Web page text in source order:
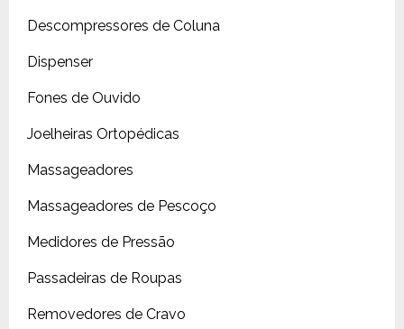
Descompressores de Coluna
Dispenser
Fones de Ouvido
Joelheiras Ortopédicas
Massageadores
Massageadores de Pescoço
Medidores de Pressão
Passadeiras de Roupas
Removedores de Cravo